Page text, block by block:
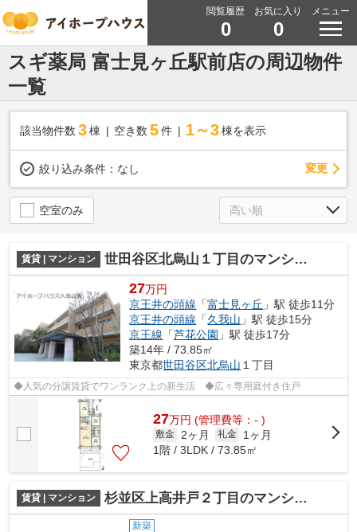
閲覧履歴
0
お気に入り
0
メニュー
スギ薬局 富士見ヶ丘駅前店の周辺物件
一覧
該当物件数 3棟 空き数 5 件 1～3 棟を表示
絞り込み条件： なし 変更
空室のみ
賃貸 | マンション 世田谷区北烏山１丁目のマンション
27万円
京王井の頭線 「富士見ヶ丘 」駅 徒歩11分
京王井の頭線 「久我山 」駅 徒歩15分
京王線 「芦花公園 」駅 徒歩17分
築14年 / 73.85㎡
東京都世田谷区北烏山 １丁目
◆人気の分譲賃貸でワンランク上の新生活 ◆広々専用庭付き住戸
27万円 (管理費等：- )
敷金 2ヶ月 礼金
1ヶ月
1階 / 3LDK / 73.85㎡
賃貸 | マンション 杉並区上高井戸２丁目のマンション
新築